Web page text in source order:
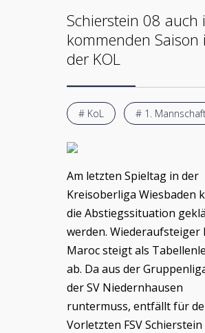
Schierstein 08 auch
kommenden Saison
der KOL
# KoL # 1.
Am letzten Spieltag in der
Kreisoberliga Wiesbaden
die Abstiegssituation
werden. Wiederaufsteiger
Maroc steigt als
ab. Da aus der
der SV Niedernhausen
runtermuss, entfällt für
Vorletzten FSV Schierstein